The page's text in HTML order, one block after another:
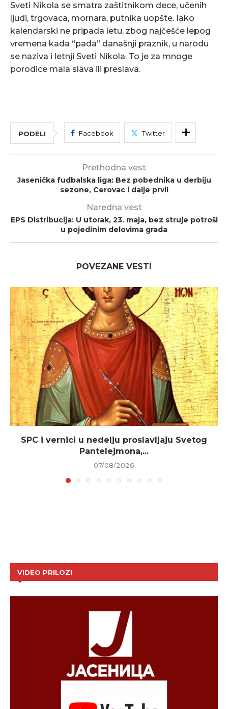
Sveti Nikola se smatra zaštitnikom dece, učenih
ljudi, trgovaca, mornara, putnika uopšte. Iako
kalendarski ne pripada letu, zbog najčešće lepog
vremena kada “pada” današnji praznik, u narodu
se naziva i letnji Sveti Nikola. To je za mnoge
porodice mala slava ili preslava.
PODELI Facebook Twitter
Prethodna vest
Jasenička fudbalska liga: Bez pobednika u derbiju
sezone, Cerovac i dalje prvi!
Naredna vest
EPS Distribucija: U utorak, 23. maja, bez struje potroši
u pojedinim delovima grada
POVEZANE VESTI
SPC i vernici u nedelju proslavljaju Svetog
Pantelejmona,...
07/08/2026
VIDEO PRILOZI